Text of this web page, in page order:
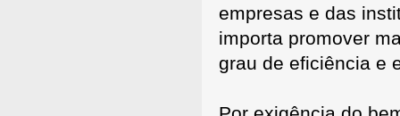
empresas e das
importa promover
grau de eficiência e